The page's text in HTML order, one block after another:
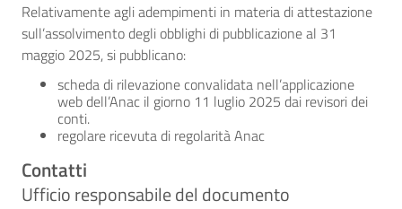
Relativamente agli adempimenti in materia di attestazione
sull’assolvimento degli obblighi di pubblicazione al 31
maggio 2025, si pubblicano:
scheda di rilevazione convalidata nell’applicazione
web dell’Anac il giorno 11 luglio 2025 dai revisori dei
conti.
regolare ricevuta di regolarità Anac
Contatti
Ufficio responsabile del documento